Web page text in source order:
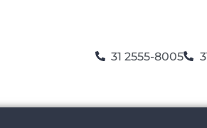
31 2555-8005